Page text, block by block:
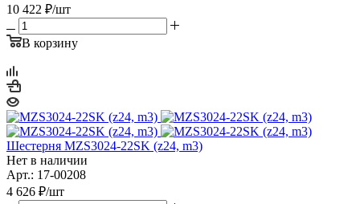
10 422 ₽/шт
В корзину
Шестерня MZS3024-22SK (z24, m3)
Нет в наличии
Арт.: 17-00208
4 626 ₽/шт